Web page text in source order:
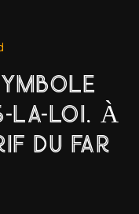
LA-LOI, À
DU FAR